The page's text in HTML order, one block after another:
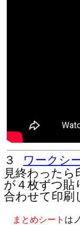
３
ワークシ
見終わった
が４枚ずつ貼
合わせて印刷
まとめシート は